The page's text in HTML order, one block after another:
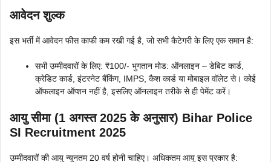
आवेदन शुल्क
इस भर्ती में आवेदन फीस काफी कम रखी गई है, जो सभी कैटेगरी के लिए एक समान है:
सभी उम्मीदवारों के लिए: ₹100/- भुगतान मोड: ऑनलाइन – डेबिट कार्ड,
क्रेडिट कार्ड, इंटरनेट बैंकिंग, IMPS, कैश कार्ड या मोबाइल वॉलेट से। कोई
ऑफलाइन ऑप्शन नहीं है, इसलिए ऑनलाइन तरीके से ही पेमेंट करें।
आयु सीमा (1 अगस्त 2025 के अनुसार) Bihar Police
SI Recruitment 2025
उम्मीदवारों की आयु न्यूनतम 20 वर्ष होनी चाहिए। अधिकतम आयु इस प्रकार है: